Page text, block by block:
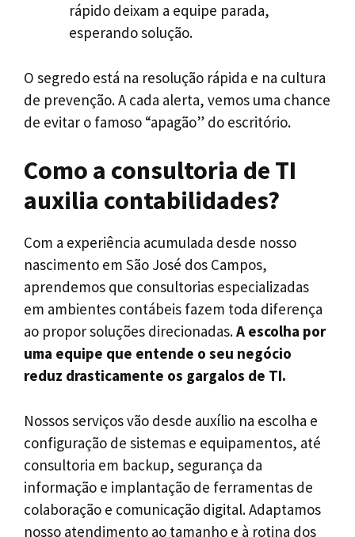
rápido deixam a equipe parada,
esperando solução.
O segredo está na resolução rápida e na cultura
de prevenção. A cada alerta, vemos uma chance
de evitar o famoso “apagão” do escritório.
Como a consultoria de TI
auxilia contabilidades?
Com a experiência acumulada desde nosso
nascimento em São José dos Campos,
aprendemos que consultorias especializadas
em ambientes contábeis fazem toda diferença
ao propor soluções direcionadas.A escolha por
uma equipe que entende o seu negócio
reduz drasticamente os gargalos de TI.
Nossos serviços vão desde auxílio na escolha e
configuração de sistemas e equipamentos, até
consultoria em backup, segurança da
informação e implantação de ferramentas de
colaboração e comunicação digital. Adaptamos
nosso atendimento ao tamanho e à rotina dos